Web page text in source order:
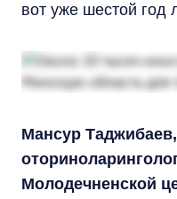
вот уже шестой год
Мансур
Молодечненской